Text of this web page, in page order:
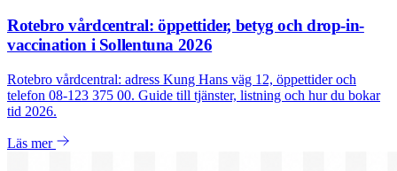
Rotebro vårdcentral: öppettider, betyg och drop-in-
vaccination i Sollentuna 2026
Rotebro vårdcentral: adress Kung Hans väg 12, öppettider och
telefon 08-123 375 00. Guide till tjänster, listning och hur du bokar
tid 2026.
Läs mer